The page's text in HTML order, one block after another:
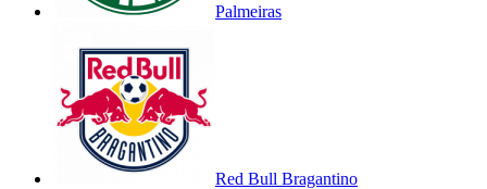
Palmeiras
Red Bull Bragantino